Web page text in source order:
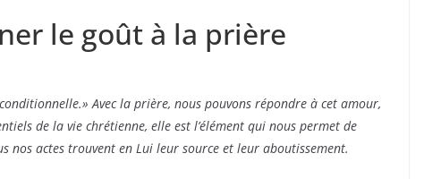
le goût à la prière
Avec la prière, nous pouvons répondre à cet amour,
de la vie chrétienne, elle est l’élément qui nous permet de
nos actes trouvent en Lui leur source et leur aboutissement.